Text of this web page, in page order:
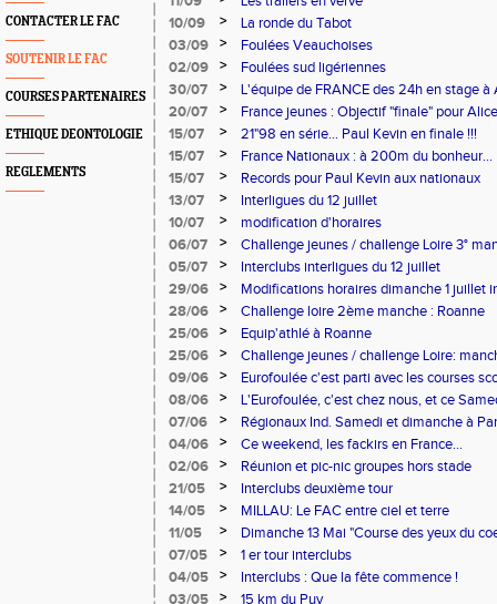
CONTACTER LE FAC
SOUTENIR LE FAC
COURSES PARTENAIRES
ETHIQUE DEONTOLOGIE
REGLEMENTS
10/09
>
La ronde du Tabot
03/09
>
Foulées Veauchoises
02/09
>
Foulées sud ligériennes
30/07
>
L'équipe de FRANCE des 24h en stage à
Philippe
20/07 >
France jeunes : Objectif "finale" pour
15/07
>
21"98 en série... Paul Kevin en finale !!!
15/07
>
France Nationaux : à 200m du bonheur...
15/07
>
Records pour Paul Kevin aux nationaux
13/07
>
Interligues du 12 juillet
10/07
>
modification d'horaires
06/07
>
Challenge jeunes / challenge Loire 3°
05/07
>
Interclubs interligues du 12 juillet
29/06
>
Modifications horaires dimanche 1 juillet
28/06
>
Challenge loire 2ème manche : Roanne
25/06
>
Equip'athlé à Roanne
25/06
>
Challenge jeunes / challenge Loire:
09/06
>
Eurofoulée c'est parti avec les courses
08/06
>
L'Eurofoulée, c'est chez nous, et ce
07/06
>
Régionaux Ind. Samedi et dimanche à
04/06
>
Ce weekend, les fackirs en France...
02/06
>
Réunion et pic-nic groupes hors stade
21/05
>
Interclubs deuxième tour
14/05
>
MILLAU: Le FAC entre ciel et terre
11/05
>
Dimanche 13 Mai "Course des yeux du
07/05
>
1 er tour interclubs
04/05
>
Interclubs : Que la fête commence !
03/05
> 15 km du Puy